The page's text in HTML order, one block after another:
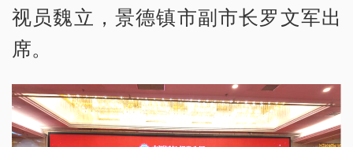
视员魏立，景德镇市副市长罗文军出
席。